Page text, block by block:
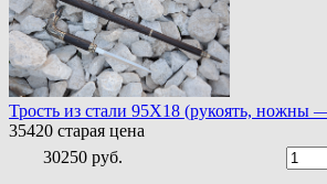
Трость из стали 95Х18 (рукоять, ножны
35420 старая цена
30250 руб.